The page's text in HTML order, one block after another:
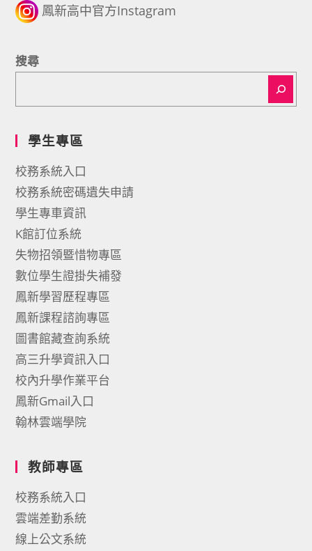
鳳新高中官方Instagram
搜尋
學生專區
校務系統入口
校務系統密碼遺失申請
學生專車資訊
K館訂位系統
失物招領暨惜物專區
數位學生證掛失補發
鳳新學習歷程專區
鳳新課程諮詢專區
圖書館藏查詢系統
高三升學資訊入口
校內升學作業平台
鳳新Gmail入口
翰林雲端學院
教師專區
校務系統入口
雲端差勤系統
線上公文系統